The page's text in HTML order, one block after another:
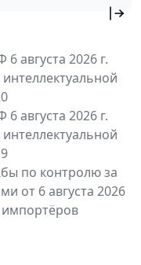
августа 2026 г.
августа 2026 г.
по контролю за
от 6 августа 2026